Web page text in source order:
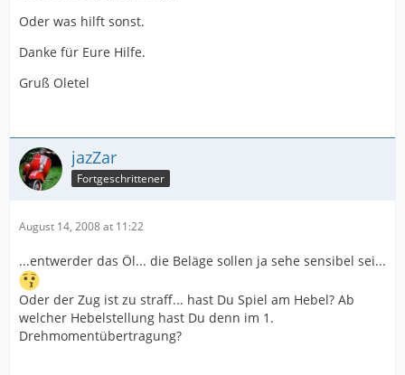
Oder was hilft sonst.
Danke für Eure Hilfe.
Gruß Oletel
jazZar
Fortgeschrittener
August 14, 2008 at 11:22
...entwerder das Öl... die Beläge sollen ja sehe sensibel sei...
Oder der Zug ist zu straff... hast Du Spiel am Hebel? Ab
welcher Hebelstellung hast Du denn im 1.
Drehmomentübertragung?